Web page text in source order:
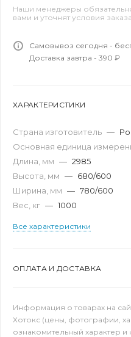
Наши менеджеры
вами и уточнят условия заказа
Самовывоз сегодня -
Доставка завтра - 390 ₽
ХАРАКТЕРИСТИКИ
Страна изготовитель —
Основная единица
Длина, мм — 2985
Высота, мм — 680/600
Ширина, мм — 780/600
Вес, кг — 1000
Все характеристики
ОПЛАТА И ДОСТАВКА
Информация о товарах на
Хотокс (цены, фотографии,
ознакомительный характер